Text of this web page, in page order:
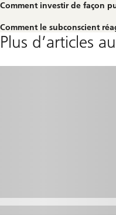
Comment investir de façon
Comment le subconscient
Plus d’articles